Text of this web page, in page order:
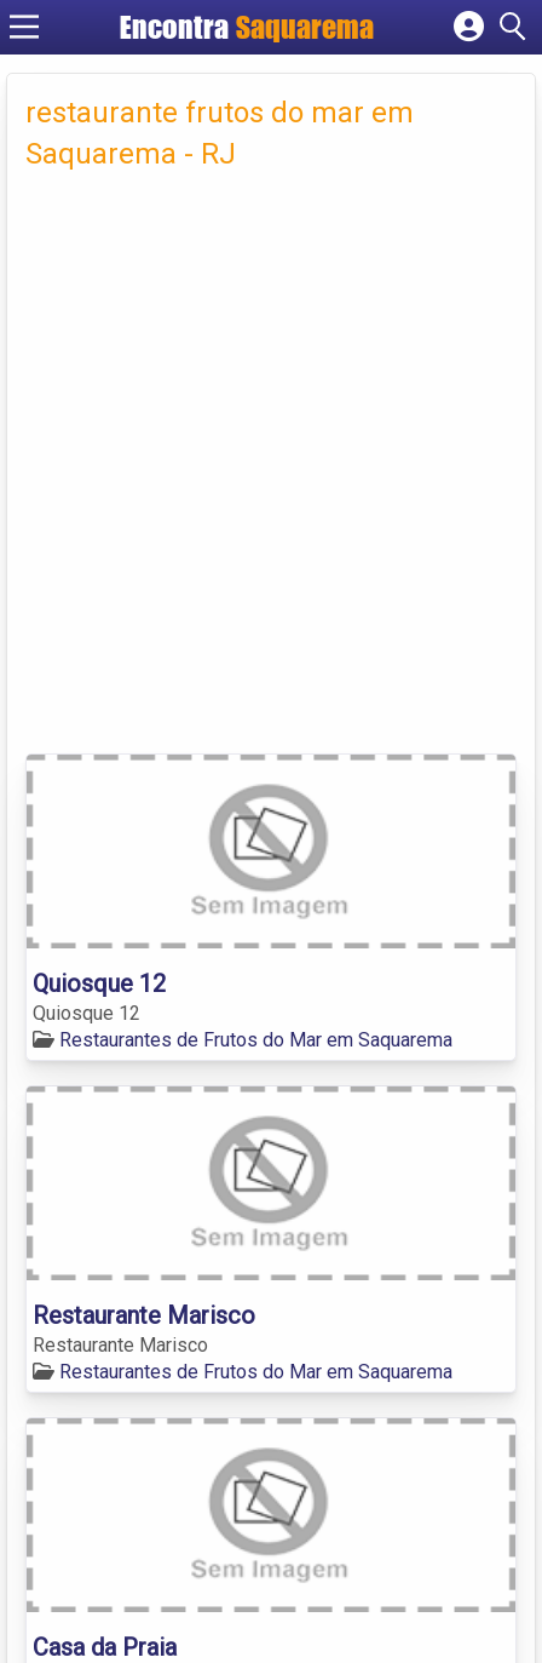
Encontra Saquarema
Cadastrar empresa
Criar conta
restaurante frutos do mar em
Saquarema - RJ
Quiosque 12
Quiosque 12
Restaurantes de Frutos do Mar em Saquarema
Restaurante Marisco
Restaurante Marisco
Restaurantes de Frutos do Mar em Saquarema
Casa da Praia